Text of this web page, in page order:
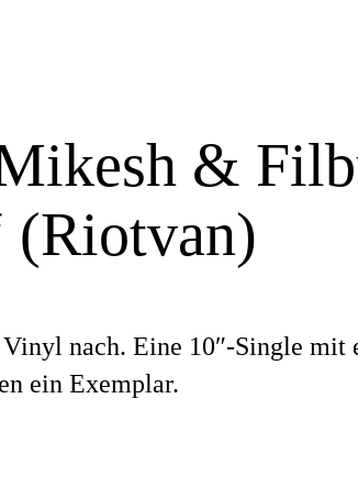
&
(Riotvan)
nach. Eine 10″-Single mit
ein Exemplar.